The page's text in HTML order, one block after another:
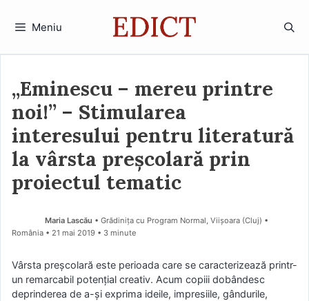
Meniu
„Eminescu – mereu printre
noi!” – Stimularea
interesului pentru literatură
la vârsta preșcolară prin
proiectul tematic
Maria Lascău • Grădinița cu Program Normal, Viișoara (Cluj) •
România
21 mai 2019 • 3 minute
Vârsta preşcolară este perioada care se caracterizează printr-
un remarcabil potenţial creativ. Acum copiii dobândesc
deprinderea de a-şi exprima ideile, impresiile, gândurile,